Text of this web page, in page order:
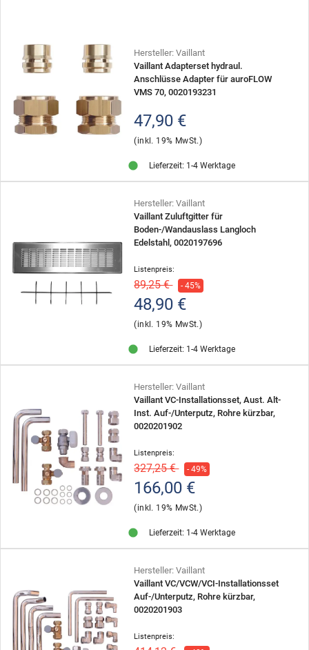
Hersteller: Vaillant
Vaillant Adapterset hydraul.
Anschlüsse Adapter für auroFLOW
VMS 70, 0020193231
47,90 €
(inkl. 19% MwSt.)
Lieferzeit: 1-4 Werktage
Hersteller: Vaillant
Vaillant Zuluftgitter für
Boden-/Wandauslass Langloch
Edelstahl, 0020197696
Listenpreis:
89,25 € - 45%
48,90 €
(inkl. 19% MwSt.)
Lieferzeit: 1-4 Werktage
Hersteller: Vaillant
Vaillant VC-Installationsset, Aust. Alt-
Inst. Auf-/Unterputz, Rohre kürzbar,
0020201902
Listenpreis:
327,25 € - 49%
166,00 €
(inkl. 19% MwSt.)
Lieferzeit: 1-4 Werktage
Hersteller: Vaillant
Vaillant VC/VCW/VCI-Installationsset
Auf-/Unterputz, Rohre kürzbar,
0020201903
Listenpreis: